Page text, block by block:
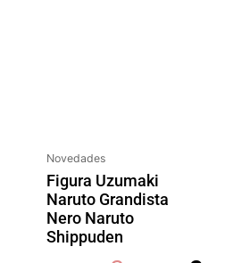
Novedades
Figura Uzumaki
Naruto Grandista
Nero Naruto
Shippuden